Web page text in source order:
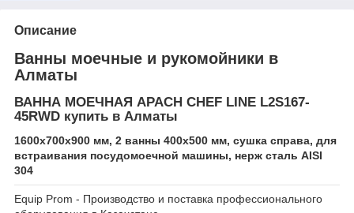
Описание
Ванны моечные и рукомойники в
Алматы
ВАННА МОЕЧНАЯ APACH CHEF LINE L2S167-
45RWD купить в Алматы
1600х700х900 мм, 2 ванны 400х500 мм, сушка справа, для
встраивания посудомоечной машины, нерж сталь AISI
304
Equip Prom - Производство и поставка профессионального